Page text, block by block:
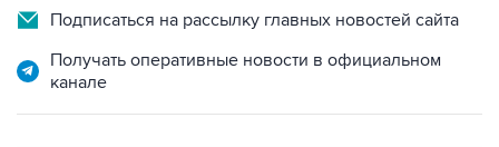
Получать оперативные новости в официальном
канале